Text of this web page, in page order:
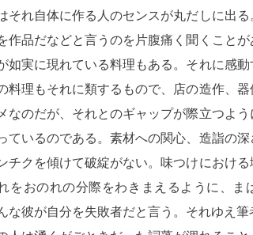
それ自体に作る人のセンスが丸だしに出る
作品だなどと言うのを片腹痛く聞くこと
如実に現れている料理もある。それに感
料理もそれに類するもので、店の造作、
なのだが、それとのギャップが際立つよ
ているのである。素材への関心、造詣の
チクを傾けて破綻がない。味つけにおけ
をおのれの分際をわきまえるように、ま
な彼が自分を失敗者だと言う。それゆえ筆